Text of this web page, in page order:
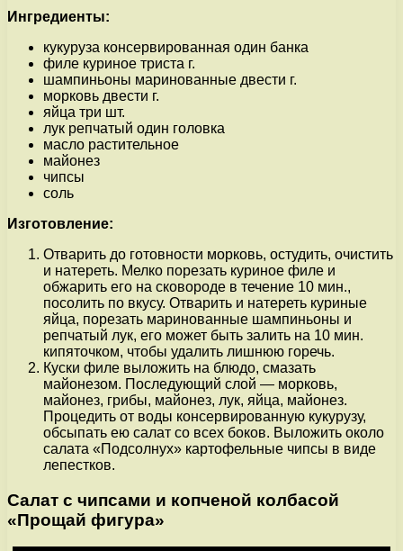
Ингредиенты:
кукуруза консервированная один банка
филе куриное триста г.
шампиньоны маринованные двести г.
морковь двести г.
яйца три шт.
лук репчатый один головка
масло растительное
майонез
чипсы
соль
Изготовление:
Отварить до готовности морковь, остудить, очистить
и натереть. Мелко порезать куриное филе и
обжарить его на сковороде в течение 10 мин.,
посолить по вкусу. Отварить и натереть куриные
яйца, порезать маринованные шампиньоны и
репчатый лук, его может быть залить на 10 мин.
кипяточком, чтобы удалить лишнюю горечь.
Куски филе выложить на блюдо, смазать
майонезом. Последующий слой — морковь,
майонез, грибы, майонез, лук, яйца, майонез.
Процедить от воды консервированную кукурузу,
обсыпать ею салат со всех боков. Выложить около
салата «Подсолнух» картофельные чипсы в виде
лепестков.
Салат с чипсами и копченой колбасой
«Прощай фигура»